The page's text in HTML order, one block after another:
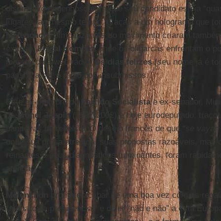
dispositivo engenhoso para que seu candidato esteja
lugares, ao mesmo tempo, graças a um holograma que
Mélenchon
. Simpatizantes do movimento criaram
exitoso,Fiscal Kombat, onde os oligarcas enfrentam o
montou uma web rádio, Os dias felizes(seu nome já é
passou a ser a rádio dos insubmissos.
Este ex-membro do Partido Socialistae ex-senador,
de Lionel Jospin(1997-2002) e hoje eurodeputado,
bandeiras da rebelião. O desejo francês de que “
se
onde sua prosa atrevida, suas propostas razoáveis, mas
reinantes e seus diagnósticos fulminantes, foram
atenção.
Mélenchon
promete acabar de uma boa vez com as
“monarquia presidencial” e dizer “não e não” a esta